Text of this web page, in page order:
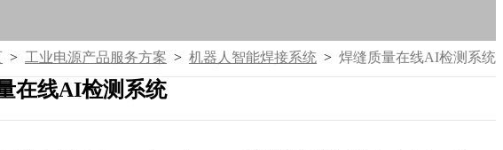
> 工业电源产品服务方案 > 机器人智能焊接系统 > 焊缝质量在线AI检测系统
在线AI检测系统